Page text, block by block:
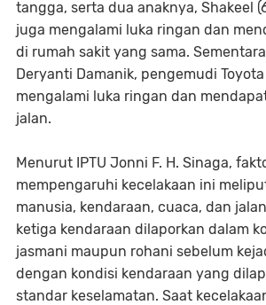
tangga, serta dua anaknya, Shakeel
juga mengalami luka ringan dan
di rumah sakit yang sama.
Deryanti Damanik, pengemudi
mengalami luka ringan dan
jalan.
Menurut IPTU Jonni F. H. Sinaga,
mempengaruhi kecelakaan ini
manusia, kendaraan, cuaca, dan
ketiga kendaraan dilaporkan dalam
jasmani maupun rohani sebelum
dengan kondisi kendaraan yang
standar keselamatan. Saat